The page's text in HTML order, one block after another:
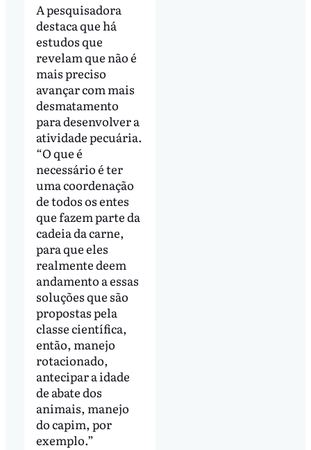
A pesquisadora
destaca que há
estudos que
revelam que não é
mais preciso
avançar com mais
desmatamento
para desenvolver a
atividade pecuária.
“O que é
necessário é ter
uma coordenação
de todos os entes
que fazem parte da
cadeia da carne,
para que eles
realmente deem
andamento a essas
soluções que são
propostas pela
classe científica,
então, manejo
rotacionado,
antecipar a idade
de abate dos
animais, manejo
do capim, por
exemplo.”